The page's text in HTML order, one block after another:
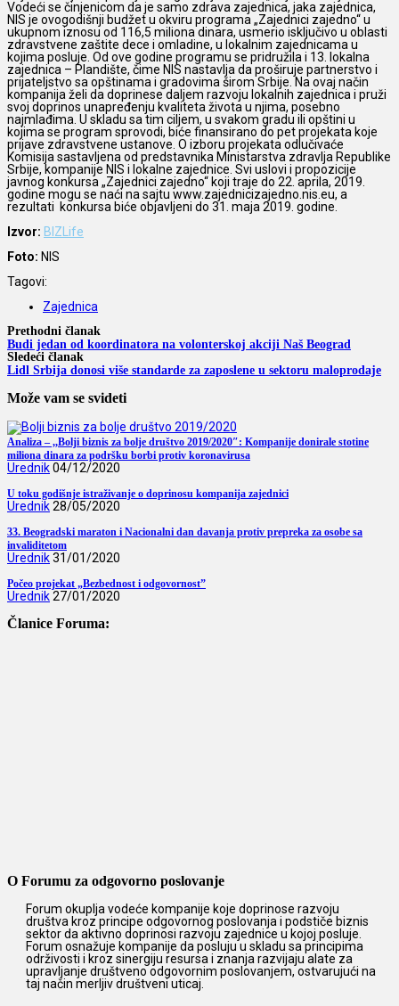
Vodeći se činjenicom da je samo zdrava zajednica, jaka zajednica,
NIS je ovogodišnji budžet u okviru programa „Zajednici zajedno“ u
ukupnom iznosu od 116,5 miliona dinara, usmerio isključivo u oblasti
zdravstvene zaštite dece i omladine, u lokalnim zajednicama u
kojima posluje. Od ove godine programu se pridružila i 13. lokalna
zajednica – Plandište, čime NIS nastavlja da proširuje partnerstvo i
prijateljstvo sa opštinama i gradovima širom Srbije. Na ovaj način
kompanija želi da doprinese daljem razvoju lokalnih zajednica i pruži
svoj doprinos unapređenju kvaliteta života u njima, posebno
najmlađima. U skladu sa tim ciljem, u svakom gradu ili opštini u
kojima se program sprovodi, biće finansirano do pet projekata koje
prijave zdravstvene ustanove. O izboru projekata odlučivaće
Komisija sastavljena od predstavnika Ministarstva zdravlja Republike
Srbije, kompanije NIS i lokalne zajednice. Svi uslovi i propozicije
javnog konkursa „Zajednici zajedno“ koji traje do 22. aprila, 2019.
godine mogu se naći na sajtu www.zajednicizajedno.nis.eu, a
rezultati konkursa biće objavljeni do 31. maja 2019. godine.
Izvor: BIZLife
Foto: NIS
Tagovi:
Zajednica
Prethodni članak
Budi jedan od koordinatora na volonterskoj akciji Naš Beograd
Sledeći članak
Lidl Srbija donosi više standarde za zaposlene u sektoru maloprodaje
Može vam se svideti
Analiza – ,,Bolji biznis za bolje društvo 2019/2020″: Kompanije donirale stotine
miliona dinara za podršku borbi protiv koronavirusa
Urednik04/12/2020
U toku godišnje istraživanje o doprinosu kompanija zajednici
Urednik28/05/2020
33. Beogradski maraton i Nacionalni dan davanja protiv prepreka za osobe sa
invaliditetom
Urednik31/01/2020
Počeo projekat „Bezbednost i odgovornost”
Urednik27/01/2020
Članice Foruma:
O Forumu za odgovorno poslovanje
Forum okuplja vodeće kompanije koje doprinose razvoju
društva kroz principe odgovornog poslovanja i podstiče biznis
sektor da aktivno doprinosi razvoju zajednice u kojoj posluje.
Forum osnažuje kompanije da posluju u skladu sa principima
održivosti i kroz sinergiju resursa i znanja razvijaju alate za
upravljanje društveno odgovornim poslovanjem, ostvarujući na
taj način merljiv društveni uticaj.